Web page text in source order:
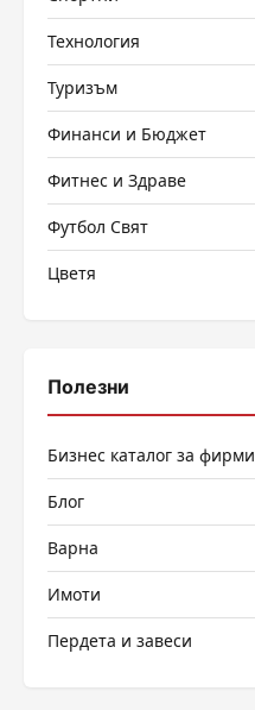
Технология
Туризъм
Финанси и Бюджет
Фитнес и Здраве
Футбол Свят
Цветя
Полезни
Бизнес каталог за фирми
Блог
Варна
Имоти
Пердета и завеси